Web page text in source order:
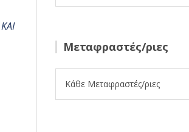
Μεταφραστές/ριες
Κάθε Μεταφραστές/ριες